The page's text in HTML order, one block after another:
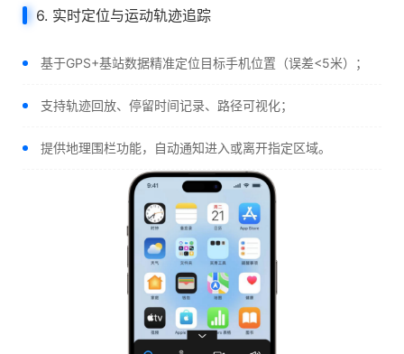
6. 实时定位与运动轨迹追踪
基于GPS+基站数据精准定位目标手机位置（误差<5米）；
支持轨迹回放、停留时间记录、路径可视化；
提供地理围栏功能，自动通知进入或离开指定区域。